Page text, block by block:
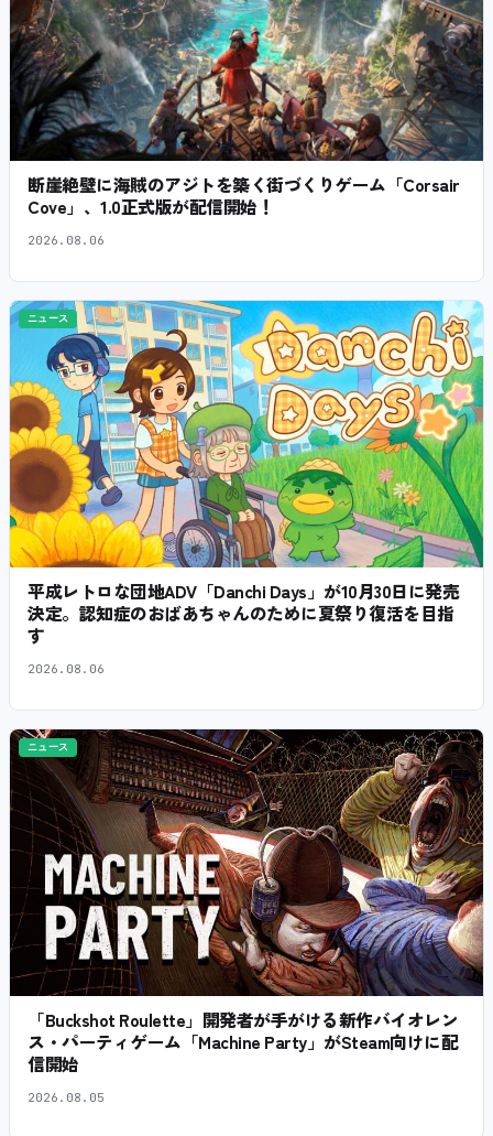
断崖絶壁に海賊のアジトを築く街づくりゲーム「Corsair
Cove」、1.0正式版が配信開始！
2026.08.06
ニュース
平成レトロな団地ADV「Danchi Days」が10月30日に発売
決定。認知症のおばあちゃんのために夏祭り復活を目指
す
2026.08.06
ニュース
「Buckshot Roulette」開発者が手がける新作バイオレン
ス・パーティゲーム「Machine Party」がSteam向けに配
信開始
2026.08.05